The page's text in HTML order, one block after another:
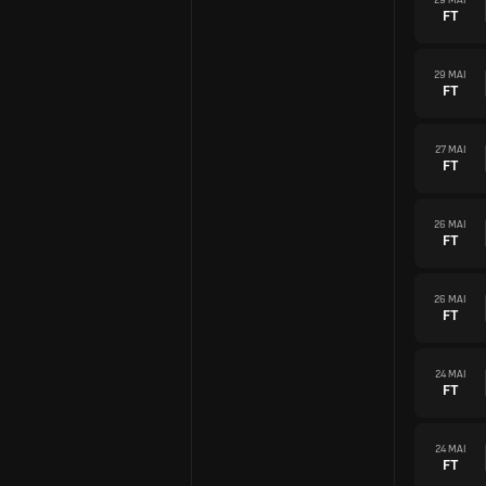
FT
29 MAI
FT
27 MAI
FT
26 MAI
FT
26 MAI
FT
24 MAI
FT
24 MAI
FT